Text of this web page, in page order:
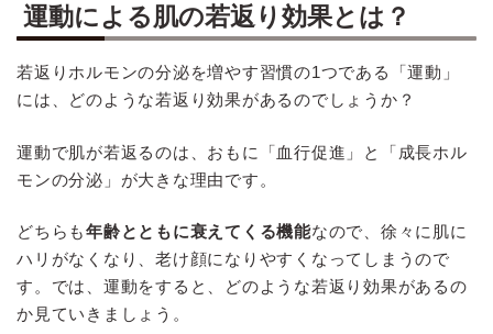
運動による肌の若返り効果とは？
若返りホルモンの分泌を増やす習慣の1つである「運動」
には、どのような若返り効果があるのでしょうか？
運動で肌が若返るのは、おもに「血行促進」と「成長ホル
モンの分泌」が大きな理由です。
どちらも年齢とともに衰えてくる機能なので、徐々に肌に
ハリがなくなり、老け顔になりやすくなってしまうので
す。では、運動をすると、どのような若返り効果があるの
か見ていきましょう。